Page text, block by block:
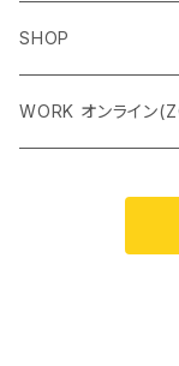
SHOP
ペンダントトップ＜
ケルティック アン
ジェムストーンブレ
WORK オンライン
霊気アチューンメ
ストーンカウンセ